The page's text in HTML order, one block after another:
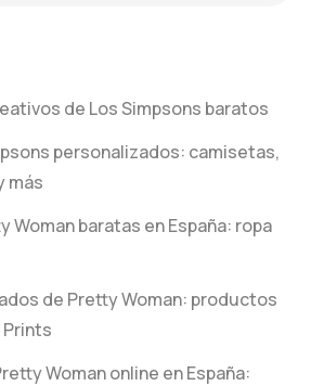
de Los Simpsons baratos
personalizados: camisetas,
más
Woman baratas en España: ropa
de Pretty Woman: productos
Woman online en España: